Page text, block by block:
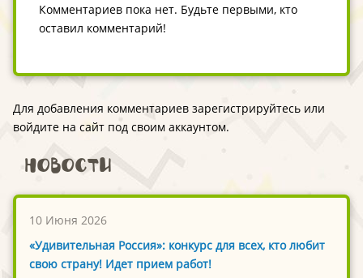
Комментариев пока нет. Будьте первыми, кто
оставил комментарий!
Для добавления комментариев зарегистрируйтесь или
войдите на сайт под своим аккаунтом.
Новости
10 Июня 2026
«Удивительная Россия»: конкурс для всех, кто любит
свою страну! Идет прием работ!